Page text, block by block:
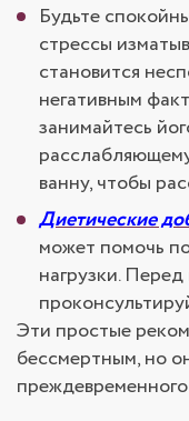
Будьте
стрессы
становится
негативным
занимайтесь
ванну, чтобы
Диетические
может помочь
нагрузки.
Эти простые
бессмертным, но